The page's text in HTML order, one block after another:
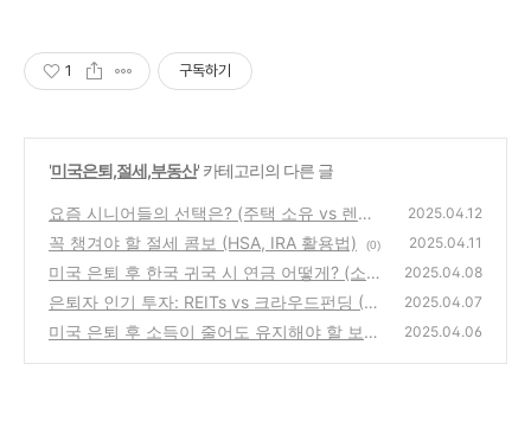
1 구독하기
'미국은퇴,절세,부동산' 카테고리의 다른 글
요즘 시니어들의 선택은? (주택 소유 vs 렌트)
(1)
2025.04.12
꼭 챙겨야 할 절세 콤보 (HSA, IRA 활용법) (0) 2025.04.11
미국 은퇴 후 한국 귀국 시 연금 어떻게? (소셜
시큐리티, 401k, 세금 이슈)
(0)
2025.04.08
은퇴자 인기 투자: REITs vs 크라우드펀딩 (RE
ITs, 부동산 크라우드펀딩, 수익률 비교)
(0)
2025.04.07
미국 은퇴 후 소득이 줄어도 유지해야 할 보험
2025.04.06